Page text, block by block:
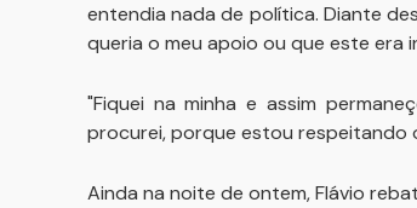
entendia nada de política. Diante
queria o meu apoio ou que este era
"Fiquei na minha e assim
procurei, porque estou respeitando
Ainda na noite de ontem, Flávio